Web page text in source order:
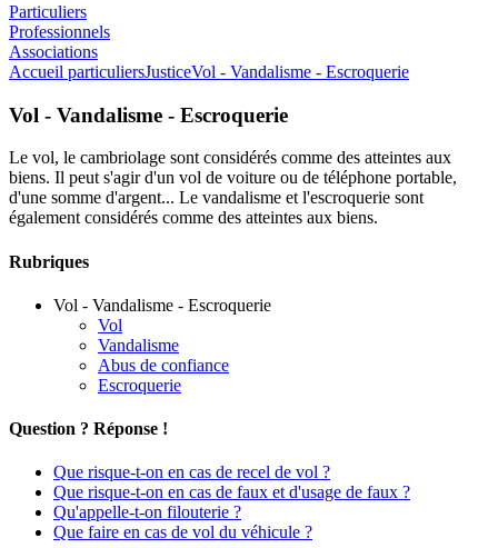
Particuliers
Professionnels
Associations
Accueil particuliersJusticeVol - Vandalisme - Escroquerie
Vol - Vandalisme - Escroquerie
Le vol, le cambriolage sont considérés comme des atteintes aux
biens. Il peut s'agir d'un vol de voiture ou de téléphone portable,
d'une somme d'argent... Le vandalisme et l'escroquerie sont
également considérés comme des atteintes aux biens.
Rubriques
Vol - Vandalisme - Escroquerie
Vol
Vandalisme
Abus de confiance
Escroquerie
Question ? Réponse !
Que risque-t-on en cas de recel de vol ?
Que risque-t-on en cas de faux et d'usage de faux ?
Qu'appelle-t-on filouterie ?
Que faire en cas de vol du véhicule ?